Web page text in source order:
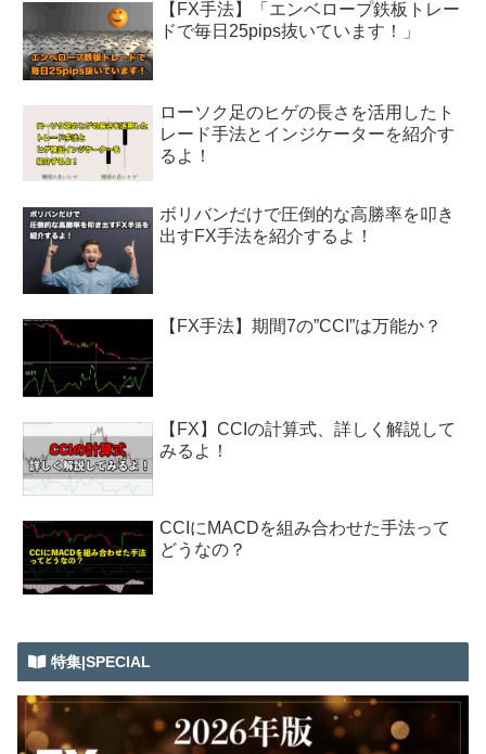
【FX手法】「エンベロープ鉄板トレー
ドで毎日25pips抜いています！」
ローソク足のヒゲの長さを活用したト
レード手法とインジケーターを紹介す
るよ！
ボリバンだけで圧倒的な高勝率を叩き
出すFX手法を紹介するよ！
【FX手法】期間7の”CCI”は万能か？
【FX】CCIの計算式、詳しく解説して
みるよ！
CCIにMACDを組み合わせた手法って
どうなの？
特集|SPECIAL